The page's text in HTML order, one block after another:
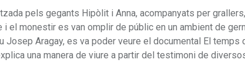
pels gegants Hipòlit i Anna, acompanyats per
el monestir es van omplir de públic en un ambient de
Josep Aragay, es va poder veure el documental El
una manera de viure a partir del testimoni de